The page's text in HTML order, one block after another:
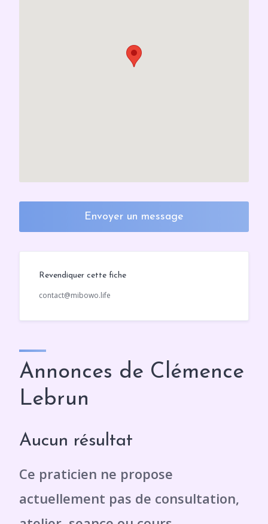
Envoyer un message
Revendiquer cette fiche
contact@mibowo.life
Annonces de Clémence
Lebrun
Aucun résultat